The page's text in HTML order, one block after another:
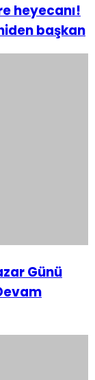
heyecanı!
başkan
Günü